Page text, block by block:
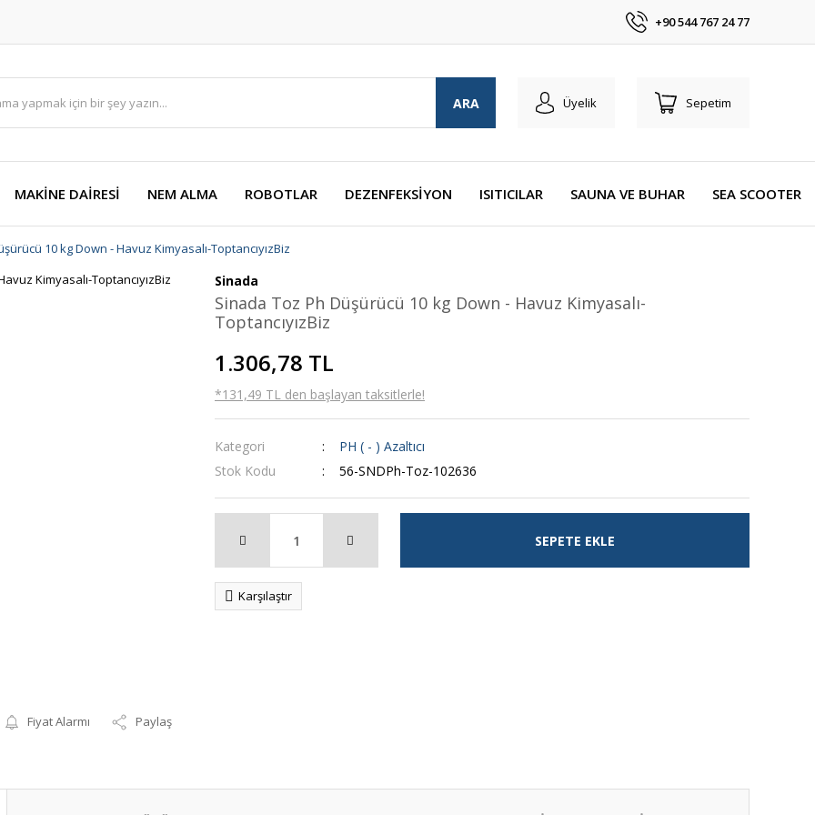
+90 544 767 24 77
ARA Üyelik Sepetim
MAKİNE DAİRESİ NEM ALMA ROBOTLAR DEZENFEKSİYON ISITICILAR SAUNA VE BUHAR SEA SCOOTER
10 kg Down - Havuz Kimyasalı-ToptancıyızBiz
Fiyat Alarmı Paylaş
Sinada
Sinada Toz Ph Düşürücü 10 kg Down - Havuz Kimyasalı-
ToptancıyızBiz
1.306,78 TL
*131,49 TL den başlayan taksitlerle!
Kategori
PH ( - ) Azaltıcı
Stok Kodu
56-SNDPh-Toz-102636
SEPETE EKLE
Karşılaştır